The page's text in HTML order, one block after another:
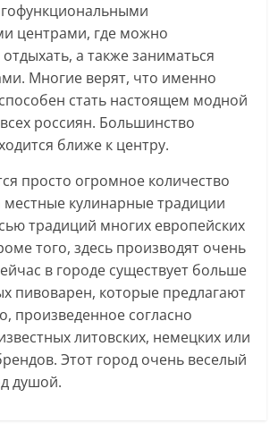
центрами, где можно
отдыхать, а также заниматься
Многие верят, что именно
стать настоящем модной
россиян. Большинство
ближе к центру.
просто огромное количество
местные кулинарные традиции
традиций многих европейских
того, здесь производят очень
в городе существует больше
пивоварен, которые предлагают
произведенное согласно
литовских, немецких или
Этот город очень веселый
душой.